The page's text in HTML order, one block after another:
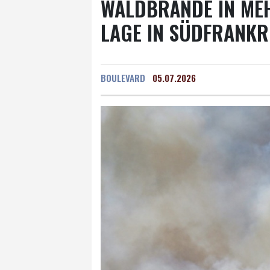
WALDBRÄNDE IN
LAGE IN
BOULEVARD 05.07.2026